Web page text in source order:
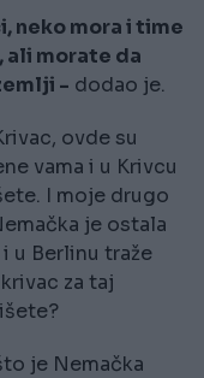
neko mora i time
ali morate da
- dodao je.
ovde su
vama i u Krivcu
I moje drugo
je ostala
u Berlinu traže
za taj
je Nemačka